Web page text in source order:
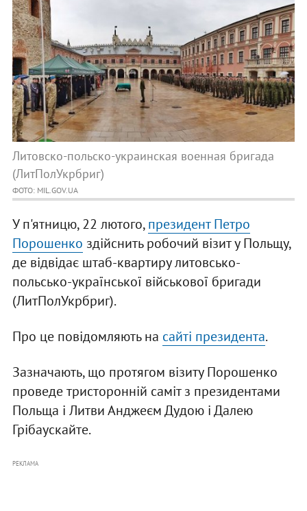
Литовско-польско-украинская военная бригада
(ЛитПолУкрбриг)
ФОТО: MIL.GOV.UA
У п'ятницю, 22 лютого,президент Петро
Порошенко здійснить робочий візит у Польщу,
де відвідає штаб-квартиру литовсько-
польсько-української військової бригади
(ЛитПолУкрбриг).
Про це повідомляють на сайті президента.
Зазначають, що протягом візиту Порошенко
проведе тристоронній саміт з президентами
Польща і Литви Анджеєм Дудою і Далею
Грібаускайте.
РЕКЛАМА